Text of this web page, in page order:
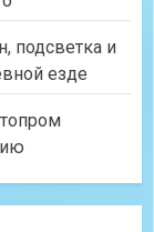
подсветка и
езде